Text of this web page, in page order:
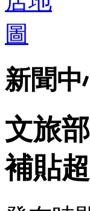
新聞中
文旅
補貼